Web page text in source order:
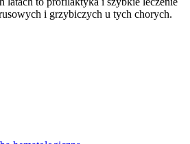
i grzybiczych u tych chorych.